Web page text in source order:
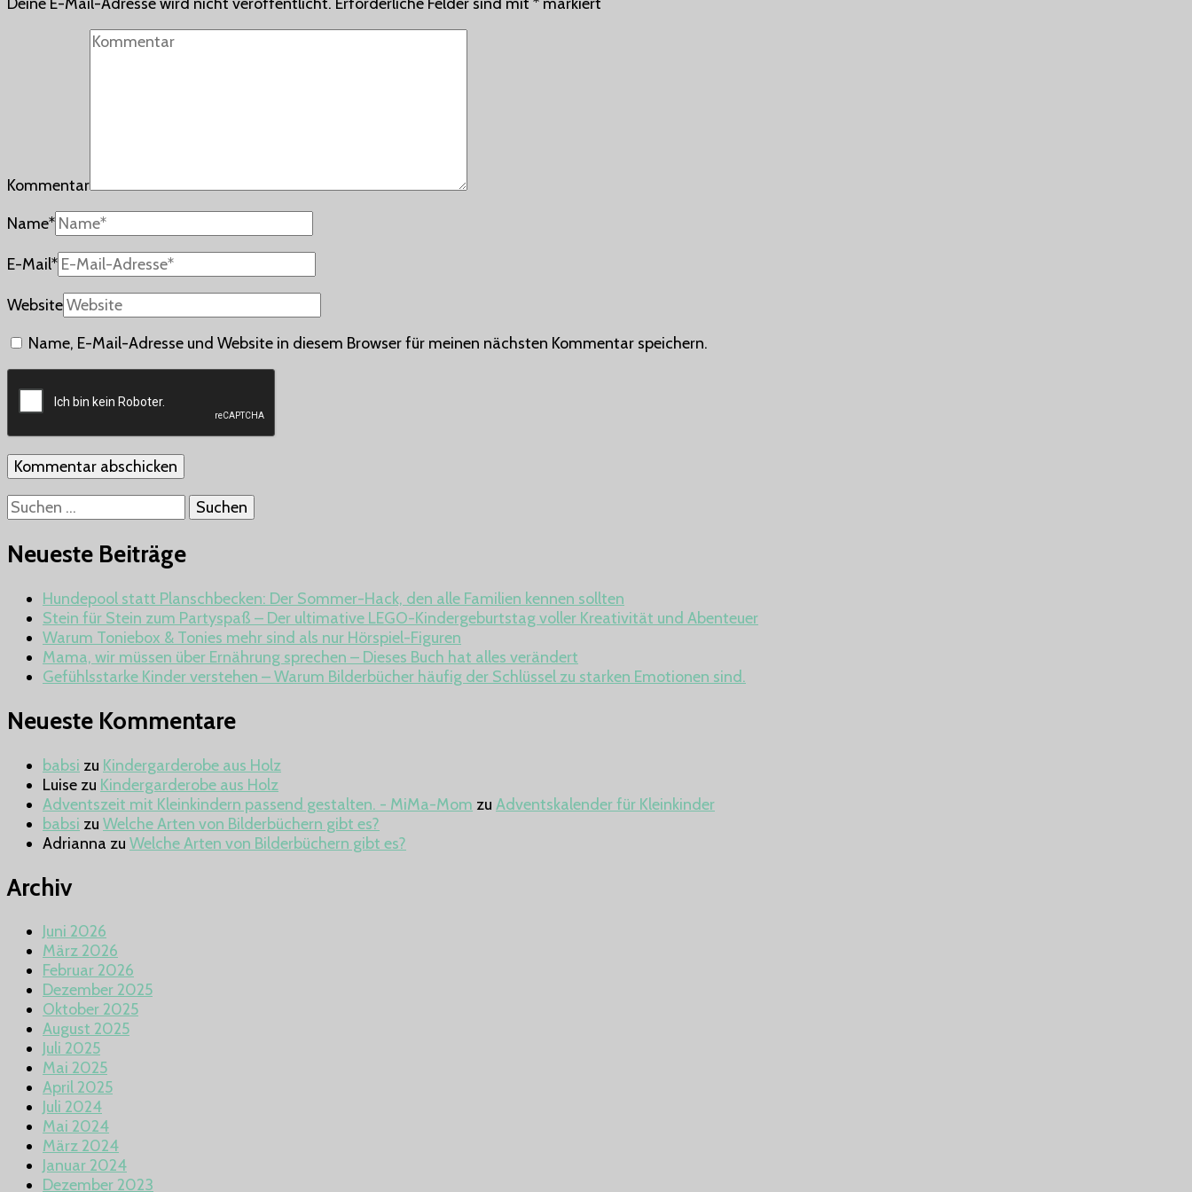
Kommentar
Name*
E-Mail*
Website
Name, E-Mail-Adresse und Website in diesem Browser für meinen nächsten Kommentar speichern.
Suchen
nach:
Neueste Beiträge
Hundepool statt Planschbecken: Der Sommer-Hack, den alle Familien kennen sollten
Stein für Stein zum Partyspaß – Der ultimative LEGO-Kindergeburtstag voller Kreativität und Abenteuer
Warum Toniebox & Tonies mehr sind als nur Hörspiel-Figuren
Mama, wir müssen über Ernährung sprechen – Dieses Buch hat alles verändert
Gefühlsstarke Kinder verstehen – Warum Bilderbücher häufig der Schlüssel zu starken Emotionen sind.
Neueste Kommentare
babsi zu Kindergarderobe aus Holz
Luise zu Kindergarderobe aus Holz
Adventszeit mit Kleinkindern passend gestalten. - MiMa-Mom zu Adventskalender für Kleinkinder
babsi zu Welche Arten von Bilderbüchern gibt es?
Adrianna zu Welche Arten von Bilderbüchern gibt es?
Archiv
Juni 2026
März 2026
Februar 2026
Dezember 2025
Oktober 2025
August 2025
Juli 2025
Mai 2025
April 2025
Juli 2024
Mai 2024
März 2024
Januar 2024
Dezember 2023